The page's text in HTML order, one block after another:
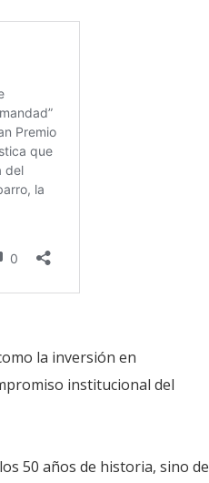
la inversión en
institucional del
50 años de historia, sino de